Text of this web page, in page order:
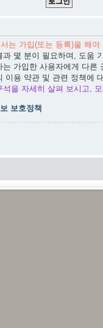
는 가입(또는 등록)을 해야
과 몇 분이 필요하며, 도움
는 가입한 사용자에게 다른
이용 약관 및 관련 정책에
석을 자세히 살펴 보시고,
보호정책